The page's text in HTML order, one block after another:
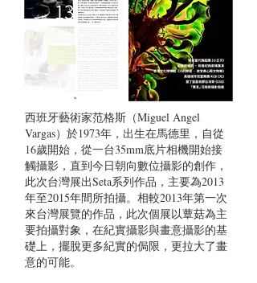
西班牙藝術家范格斯（Miguel Angel
Vargas）於1973年，出生在馬德里，自從
16歲開始，從一台35mm底片相機開始接
觸攝影，直到今日朝向數位攝影的創作，
此次台灣展出Seta系列作品，主要為2013
年至2015年間所拍攝。相較2013年第一次
來台灣展覽的作品，此次個展以蕈菇為主
要拍攝對象，在紀實攝影與畫意攝影的基
礎上，擺脫更多紀實的侷限，更拉大了畫
意的可能。